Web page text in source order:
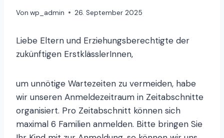
Von wp_admin 26. September 2025
Liebe Eltern und Erziehungsberechtigte der
zukünftigen ErstklässlerInnen,
um unnötige Wartezeiten zu vermeiden, habe
wir unseren Anmeldezeitraum in Zeitabschnitte
organisiert. Pro Zeitabschnitt können sich
maximal 6 Familien anmelden. Bitte bringen Sie